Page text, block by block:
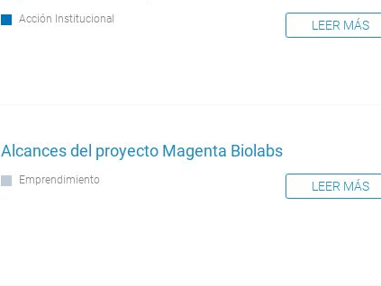
Acción Institucional LEER MÁS
Alcances del proyecto Magenta Biolabs
Emprendimiento LEER MÁS